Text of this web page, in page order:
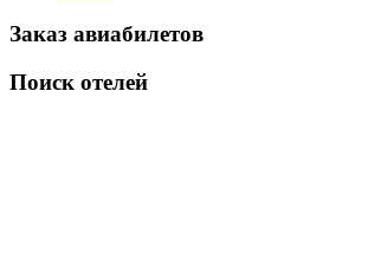
Заказ авиабилетов
Поиск отелей